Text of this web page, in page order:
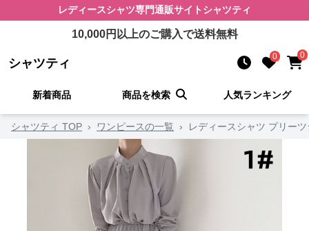
レディースシャツ専門通販サイト シャツティ
10,000円以上のご購入で送料無料
シャツティ 0 0
新着商品 商品を検索 人気ランキング
シャツティ TOP › ワンピースの一覧 › レディースシャツ プリー